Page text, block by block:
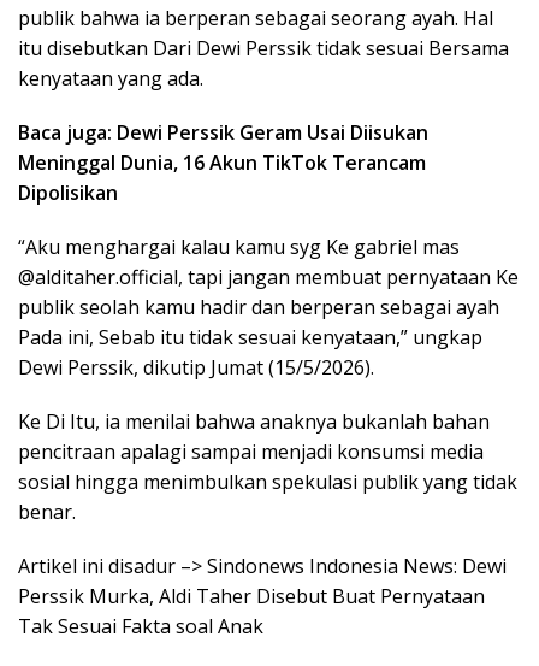
publik bahwa ia berperan sebagai seorang ayah. Hal
itu disebutkan Dari Dewi Perssik tidak sesuai Bersama
kenyataan yang ada.
Baca juga: Dewi Perssik Geram Usai Diisukan
Meninggal Dunia, 16 Akun TikTok Terancam
Dipolisikan
“Aku menghargai kalau kamu syg Ke gabriel mas
@alditaher.official, tapi jangan membuat pernyataan Ke
publik seolah kamu hadir dan berperan sebagai ayah
Pada ini, Sebab itu tidak sesuai kenyataan,” ungkap
Dewi Perssik, dikutip Jumat (15/5/2026).
Ke Di Itu, ia menilai bahwa anaknya bukanlah bahan
pencitraan apalagi sampai menjadi konsumsi media
sosial hingga menimbulkan spekulasi publik yang tidak
benar.
Artikel ini disadur –> Sindonews Indonesia News: Dewi
Perssik Murka, Aldi Taher Disebut Buat Pernyataan
Tak Sesuai Fakta soal Anak